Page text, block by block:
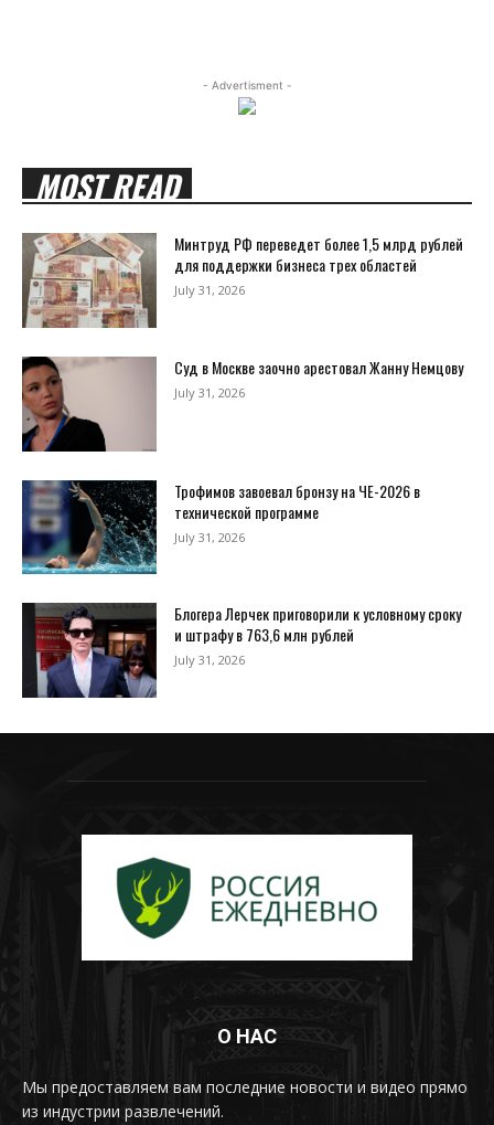
- Advertisment -
MOST READ
Минтруд РФ переведет более 1,5 млрд рублей
для поддержки бизнеса трех областей
July 31, 2026
Суд в Москве заочно арестовал Жанну Немцову
July 31, 2026
Трофимов завоевал бронзу на ЧЕ-2026 в
технической программе
July 31, 2026
Блогера Лерчек приговорили к условному сроку
и штрафу в 763,6 млн рублей
July 31, 2026
О НАС
Мы предоставляем вам последние новости и видео прямо
из индустрии развлечений.